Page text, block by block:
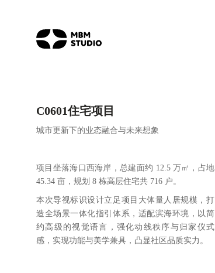
C0601住宅项目
城市更新下的业态融合与未来想象
项目坐落海口西海岸，总建面约 12.5 万㎡，占地
45.34 亩，规划 8 栋高层住宅共 716 户。
本次导视标识设计立足项目大体量人居规模，打
造全场景一体化指引体系，适配滨海环境，以简
约高级的视觉语言，强化动线秩序与归家仪式
感，实现功能与美学兼具，凸显社区品质实力。